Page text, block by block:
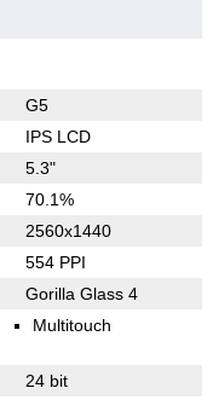
G5
IPS LCD
5.3"
70.1%
2560x1440
554 PPI
Gorilla Glass 4
Multitouch
24 bit